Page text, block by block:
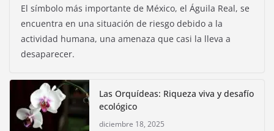
El símbolo más importante de México, el Águila Real, se
encuentra en una situación de riesgo debido a la
actividad humana, una amenaza que casi la lleva a
desaparecer.
Las Orquídeas: Riqueza viva y desafío
ecológico
diciembre 18, 2025